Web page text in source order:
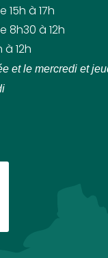
15h à 17h
8h30 à 12h
à 12h
et le mercredi et